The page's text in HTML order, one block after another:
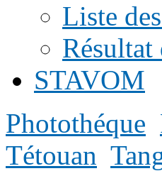
Liste
Résultat
STAVOM
Photothéque
Tétouan